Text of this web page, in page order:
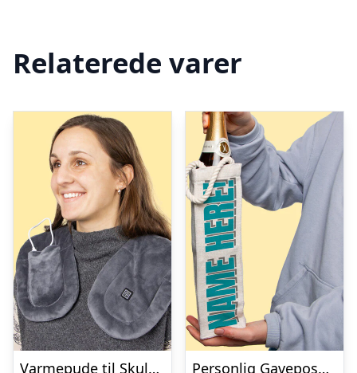
Relaterede varer
Varmepude til Skuldre og Ryg – Zenkuru
Personlig Gavepose til vin med Tekst